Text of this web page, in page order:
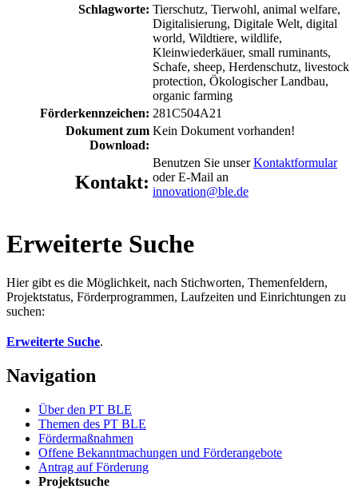
Schlagworte: Tierschutz, Tierwohl, animal welfare,
Digitalisierung, Digitale Welt, digital
world, Wildtiere, wildlife,
Kleinwiederkäuer, small ruminants,
Schafe, sheep, Herdenschutz, livestock
protection, Ökologischer Landbau,
organic farming
Förderkennzeichen: 281C504A21
Dokument zum
Download:
Kein Dokument vorhanden!
Kontakt:
Benutzen Sie unserKontaktformular
oder E-Mail an
innovation@ble.de
Erweiterte Suche
Hier gibt es die Möglichkeit, nach Stichworten, Themenfeldern,
Projektstatus, Förderprogrammen, Laufzeiten und Einrichtungen zu
suchen:
Erweiterte Suche.
Navigation
Über den PT BLE
The­men des PT BLE
För­der­maß­nah­men
Of­fe­ne Be­kannt­ma­chun­gen und För­der­an­ge­bo­te
An­trag auf För­de­rung
Pro­jekt­su­che